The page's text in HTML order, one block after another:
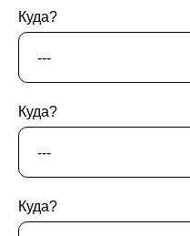
Куда?
Куда?
Куда?